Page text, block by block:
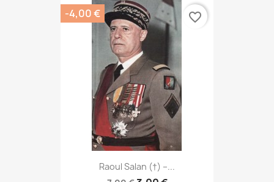
Raoul Salan (†) –...
-4,00 € favorite_border